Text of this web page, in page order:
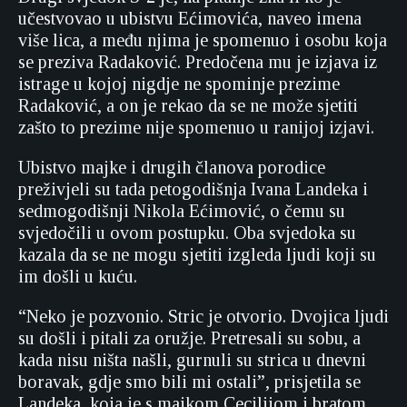
učestvovao u ubistvu Ećimovića, naveo imena
više lica, a među njima je spomenuo i osobu koja
se preziva Radaković. Predočena mu je izjava iz
istrage u kojoj nigdje ne spominje prezime
Radaković, a on je rekao da se ne može sjetiti
zašto to prezime nije spomenuo u ranijoj izjavi.
Ubistvo majke i drugih članova porodice
preživjeli su tada petogodišnja Ivana Landeka i
sedmogodišnji Nikola Ećimović, o čemu su
svjedočili u ovom postupku. Oba svjedoka su
kazala da se ne mogu sjetiti izgleda ljudi koji su
im došli u kuću.
“Neko je pozvonio. Stric je otvorio. Dvojica ljudi
su došli i pitali za oružje. Pretresali su sobu, a
kada nisu ništa našli, gurnuli su strica u dnevni
boravak, gdje smo bili mi ostali”, prisjetila se